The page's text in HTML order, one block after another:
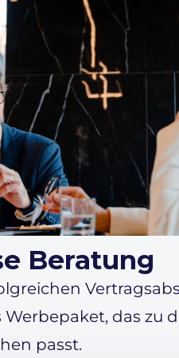
Beratung
Werbepaket, das zu
passt.